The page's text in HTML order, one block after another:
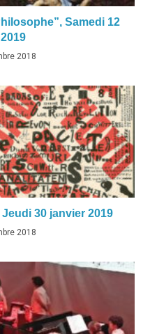
Samedi 12
2018
30 janvier 2019
2018